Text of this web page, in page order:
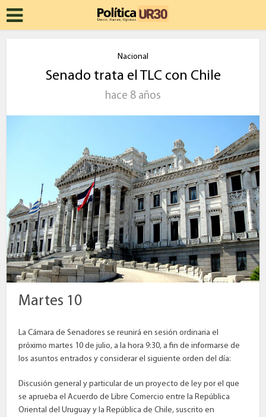
Nacional
Senado trata el TLC con Chile
hace 8 años
Martes 10
La Cámara de Senadores se reunirá en sesión ordinaria el
próximo martes 10 de julio, a la hora 9:30, a fin de informarse de
los asuntos entrados y considerar el siguiente orden del día:
Discusión general y particular de un proyecto de ley por el que
se aprueba el Acuerdo de Libre Comercio entre la República
Oriental del Uruguay y la República de Chile, suscrito en